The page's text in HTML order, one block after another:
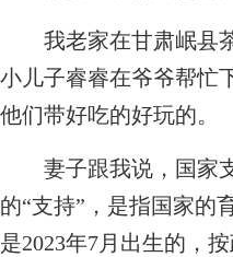
我老家在甘肃岷县茶
小儿子睿睿在爷爷帮忙
他们带好吃的好玩的。
妻子跟我说，国家支
的“支持”，是指国家的
是2023年7月出生的，